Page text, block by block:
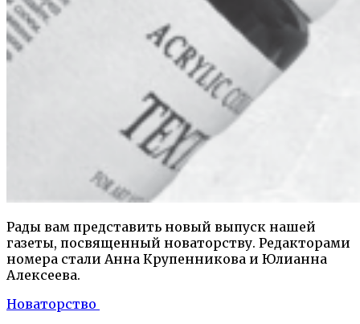
Рады вам представить новый выпуск нашей
газеты, посвященный новаторству. Редакторами
номера стали Анна Крупенникова и Юлианна
Алексеева.
Новаторство